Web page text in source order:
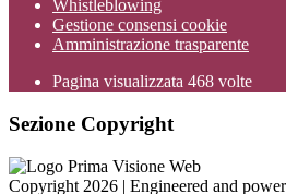
Whistleblowing
Gestione consensi cookie
Amministrazione trasparente
Pagina visualizzata 468 volte
Sezione Copyright
Copyright 2026 | Engineered and